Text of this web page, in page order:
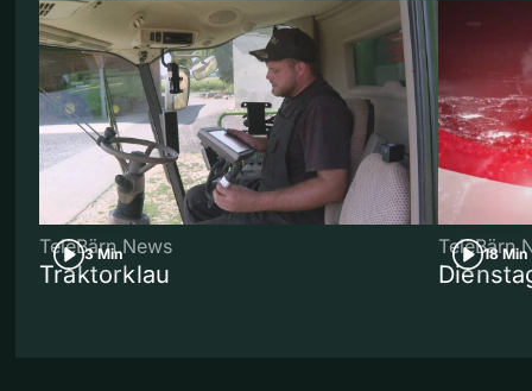
3 Min
TeleBärn News
Traktorklau
18 Min
TeleBärn